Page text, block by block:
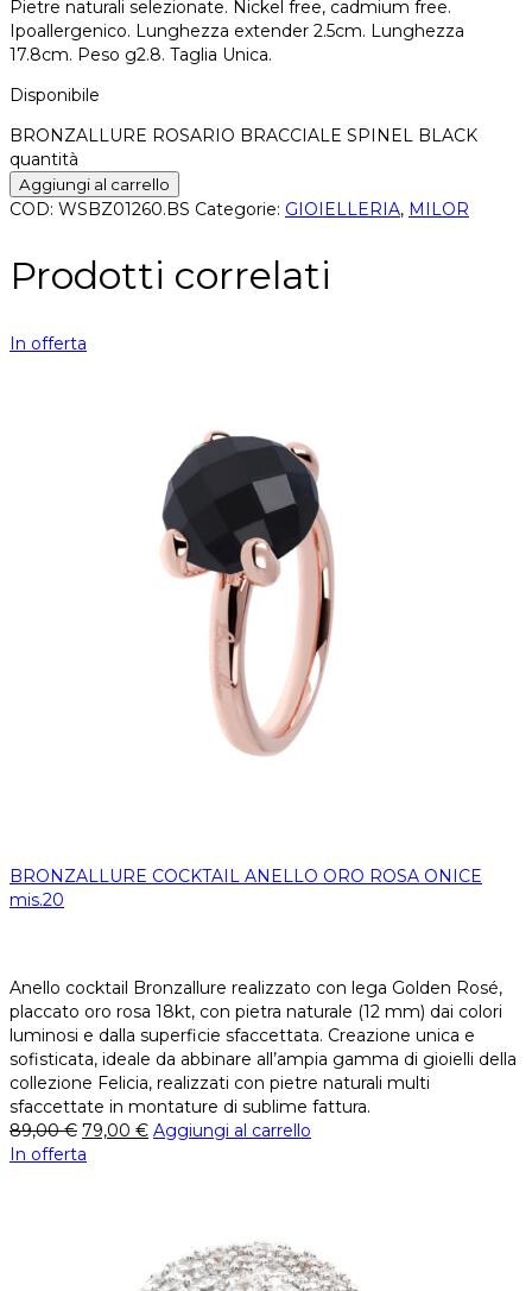
Pietre naturali selezionate. Nickel free, cadmium free.
Ipoallergenico. Lunghezza extender 2.5cm. Lunghezza
17.8cm. Peso g2.8. Taglia Unica.
Disponibile
BRONZALLURE ROSARIO BRACCIALE SPINEL BLACK
quantità
Aggiungi al carrello
COD: WSBZ01260.BS Categorie: GIOIELLERIA, MILOR
Prodotti correlati
In offerta
BRONZALLURE COCKTAIL ANELLO ORO ROSA ONICE
mis.20
Anello cocktail Bronzallure realizzato con lega Golden Rosé,
placcato oro rosa 18kt, con pietra naturale (12 mm) dai colori
luminosi e dalla superficie sfaccettata. Creazione unica e
sofisticata, ideale da abbinare all’ampia gamma di gioielli della
collezione Felicia, realizzati con pietre naturali multi
sfaccettate in montature di sublime fattura.
89,00€ 79,00 € Aggiungi al carrello
In offerta